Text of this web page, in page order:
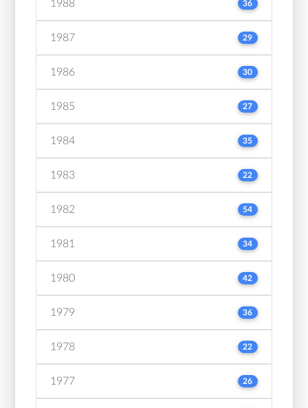
1988 36
1987 29
1986 30
1985 27
1984 35
1983 22
1982 54
1981 34
1980 42
1979 36
1978 22
1977 26